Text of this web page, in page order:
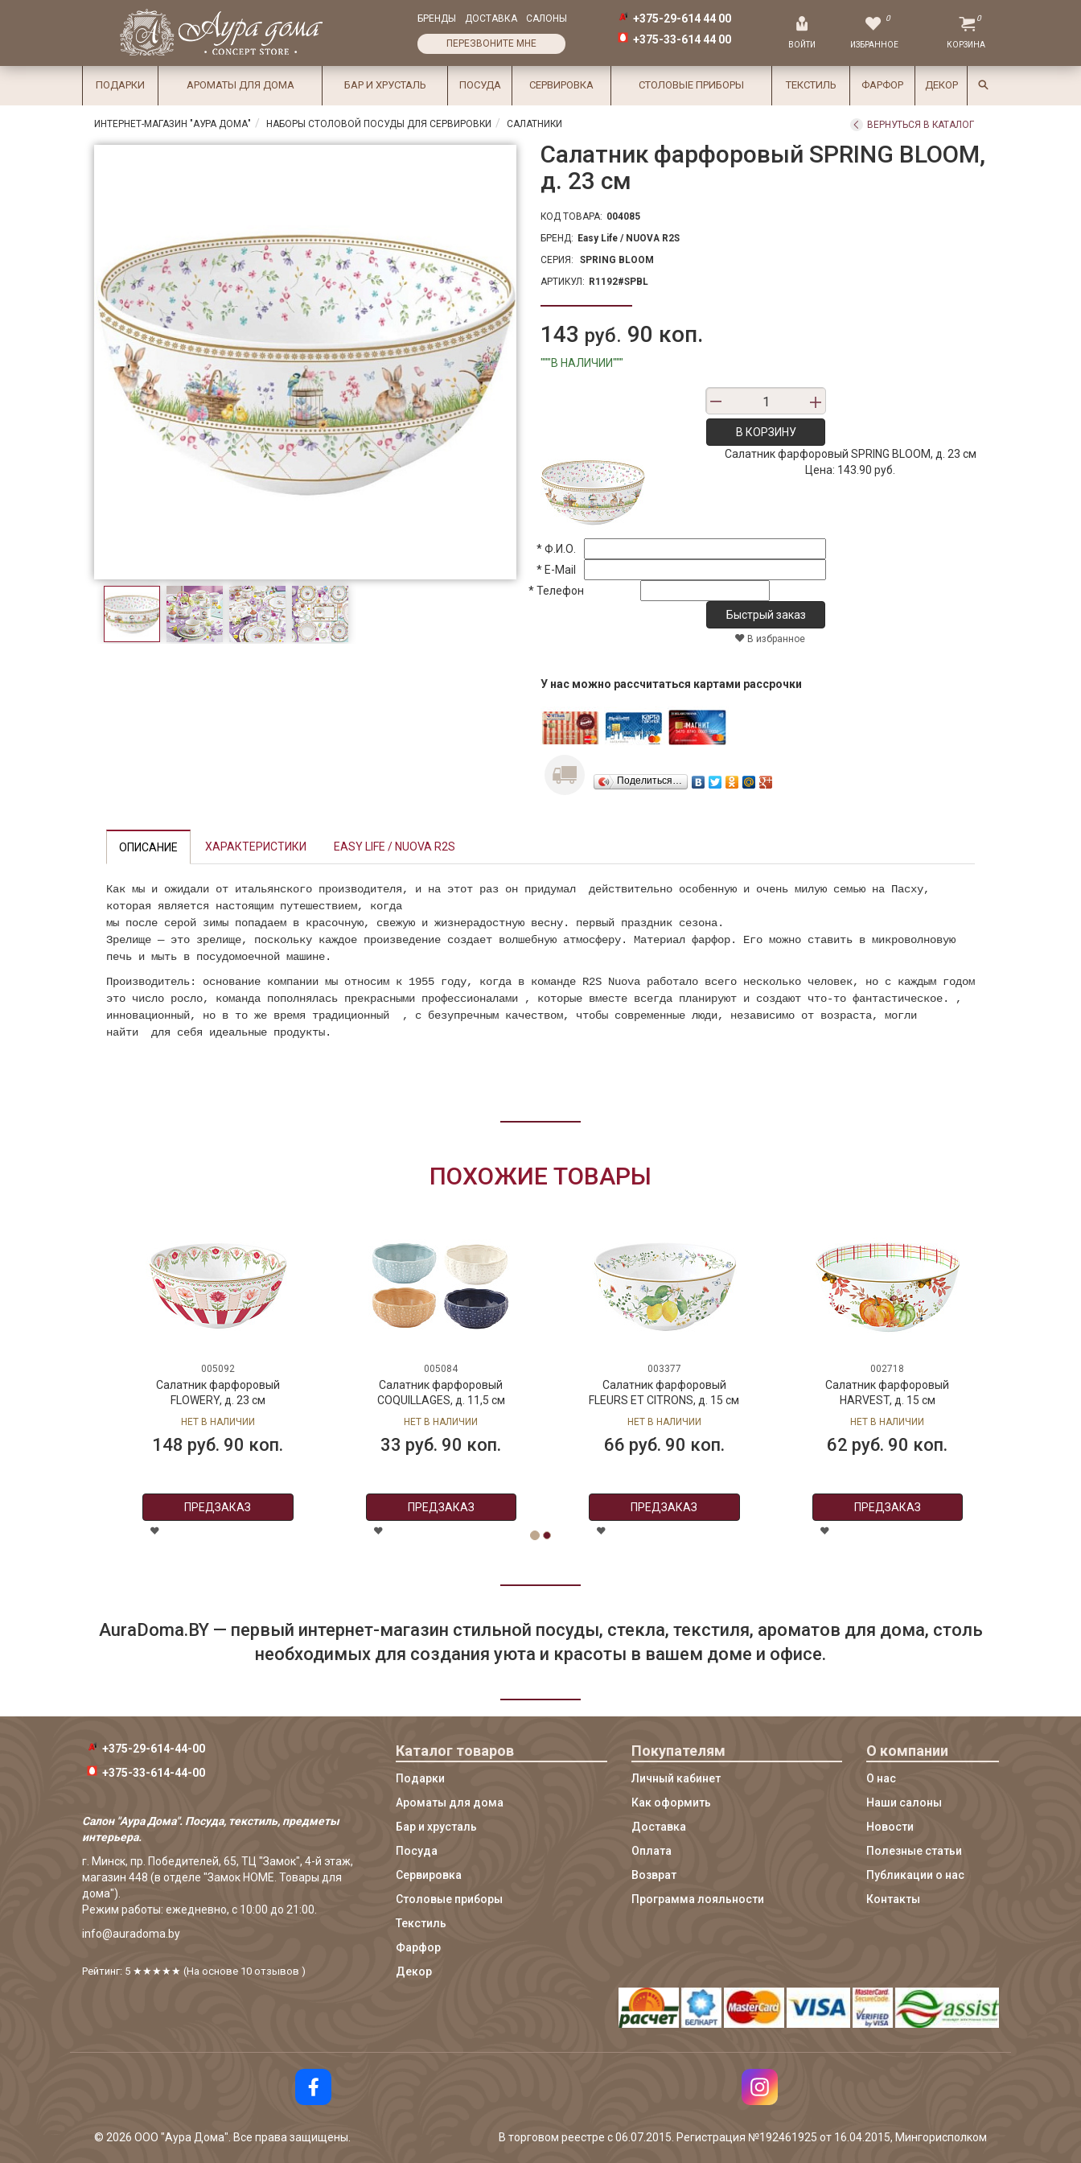
Избранное
×
СалоныДоставка
Оплата
Подарки
Ароматы
для дома
Сервировка
Столовые
БРЕНДЫ ДОСТАВКА САЛОНЫ
ПЕРЕЗВОНИТЕ МНЕ
+375-29-614 44 00
+375-33-614 44 00
ВОЙТИ
0
ИЗБРАННОЕ
0
КОРЗИНА
ПОДАРКИ АРОМАТЫ ДЛЯ ДОМА БАР И ХРУСТАЛЬ ПОСУДА СЕРВИРОВКА СТОЛОВЫЕ ПРИБОРЫ ТЕКСТИЛЬ ФАРФОР ДЕКОР
ИНТЕРНЕТ-МАГАЗИН "АУРА ДОМА" НАБОРЫ СТОЛОВОЙ ПОСУДЫ ДЛЯ СЕРВИРОВКИ САЛАТНИКИ ВЕРНУТЬСЯ В КАТАЛОГ
Салатник фарфоровый SPRING BLOOM,
д. 23 см
КОД ТОВАРА: 004085
БРЕНД: Easy Life / NUOVA R2S
СЕРИЯ:
SPRING BLOOM
АРТИКУЛ: R1192#SPBL
143 руб. 90 коп.
"""В НАЛИЧИИ"""
В КОРЗИНУ
Салатник фарфоровый SPRING BLOOM, д. 23 см
Цена: 143.90 руб.
*Ф.И.О.
* E-Mail
*Телефон
В избранное
У нас можно рассчитаться картами рассрочки
Поделиться…
ОПИСАНИЕ ХАРАКТЕРИСТИКИ EASY LIFE / NUOVA R2S
Как мы и ожидали от итальянского производителя, и на этот раз он придумал действительно особенную и очень милую семью на Пасху,
которая является настоящим путешествием, когда
мы после серой зимы попадаем в красочную, свежую и жизнерадостную весну. первый праздник сезона.
Зрелище — это зрелище, поскольку каждое произведение создает волшебную атмосферу.
Материал фарфор. Его можно ставить в микроволновую
печь и мыть в посудомоечной машине.
Производитель: основание компании мы относим к 1955 году, когда в команде R2S Nuova работало всего несколько человек, но с каждым годом
это число росло, команда пополнялась прекрасными профессионалами , которые вместе всегда планируют и создают что-то фантастическое. ,
инновационный, но в то же время традиционный , с безупречным качеством, чтобы современные люди, независимо от возраста, могли
найти для себя идеальные продукты.
ПОХОЖИЕ ТОВАРЫ
Салатник фарфоровый
FLOWERY, д. 23 см
НЕТ В НАЛИЧИИ
148 руб. 90 коп.
ПРЕДЗАКАЗ
Салатник фарфоровый
COQUILLAGES, д. 11,5 см
НЕТ В НАЛИЧИИ
33 руб. 90 коп.
ПРЕДЗАКАЗ
Салатник фарфоровый
FLEURS ET CITRONS, д. 15 см
НЕТ В НАЛИЧИИ
66 руб. 90 коп.
ПРЕДЗАКАЗ
Салатник фарфоровый
HARVEST, д. 15 см
НЕТ В НАЛИЧИИ
62 руб. 90 коп.
ПРЕДЗАКАЗ
AuraDoma.BY — первый интернет-магазин стильной посуды, стекла, текстиля, ароматов для дома, столь
необходимых для создания уюта и красоты в вашем доме и офисе.
+375-29-614-44-00
+375-33-614-44-00
Салон "Аура Дома". Посуда, текстиль, предметы
интерьера.
г. Минск, пр. Победителей, 65, ТЦ "Замок", 4-й этаж,
магазин 448 (в отделе "Замок HOME. Товары для
дома").
Режим работы: ежедневно, с 10:00 до 21:00.
info@auradoma.by
Рейтинг: 5 ★★★★★ (На основе 10 отзывов )
Каталог товаров
Подарки
Ароматы для дома
Бар и хрусталь
Посуда
Сервировка
Столовые приборы
Текстиль
Фарфор
Декор
Покупателям
Личный кабинет
Как оформить
Доставка
Оплата
Возврат
Программа лояльности
О компании
О нас
Наши салоны
Новости
Полезные статьи
Публикации о нас
Контакты
© 2026 ООО "Аура Дома". Все права защищены. В торговом реестре с 06.07.2015. Регистрация №192461925 от 16.04.2015, Мингорисполком